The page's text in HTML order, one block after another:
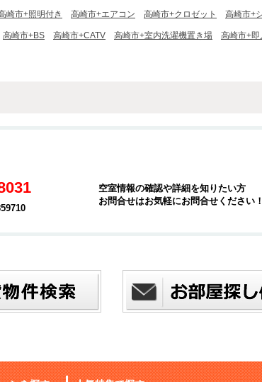
崎市+照明付き 高崎市+エアコン 高崎市+クロゼット 高崎市+
高崎市+BS 高崎市+CATV 高崎市+室内洗濯機置き場 高崎市+即
空室情報の確認や詳細を知りたい方
お問合せはお気軽にお問合せください！